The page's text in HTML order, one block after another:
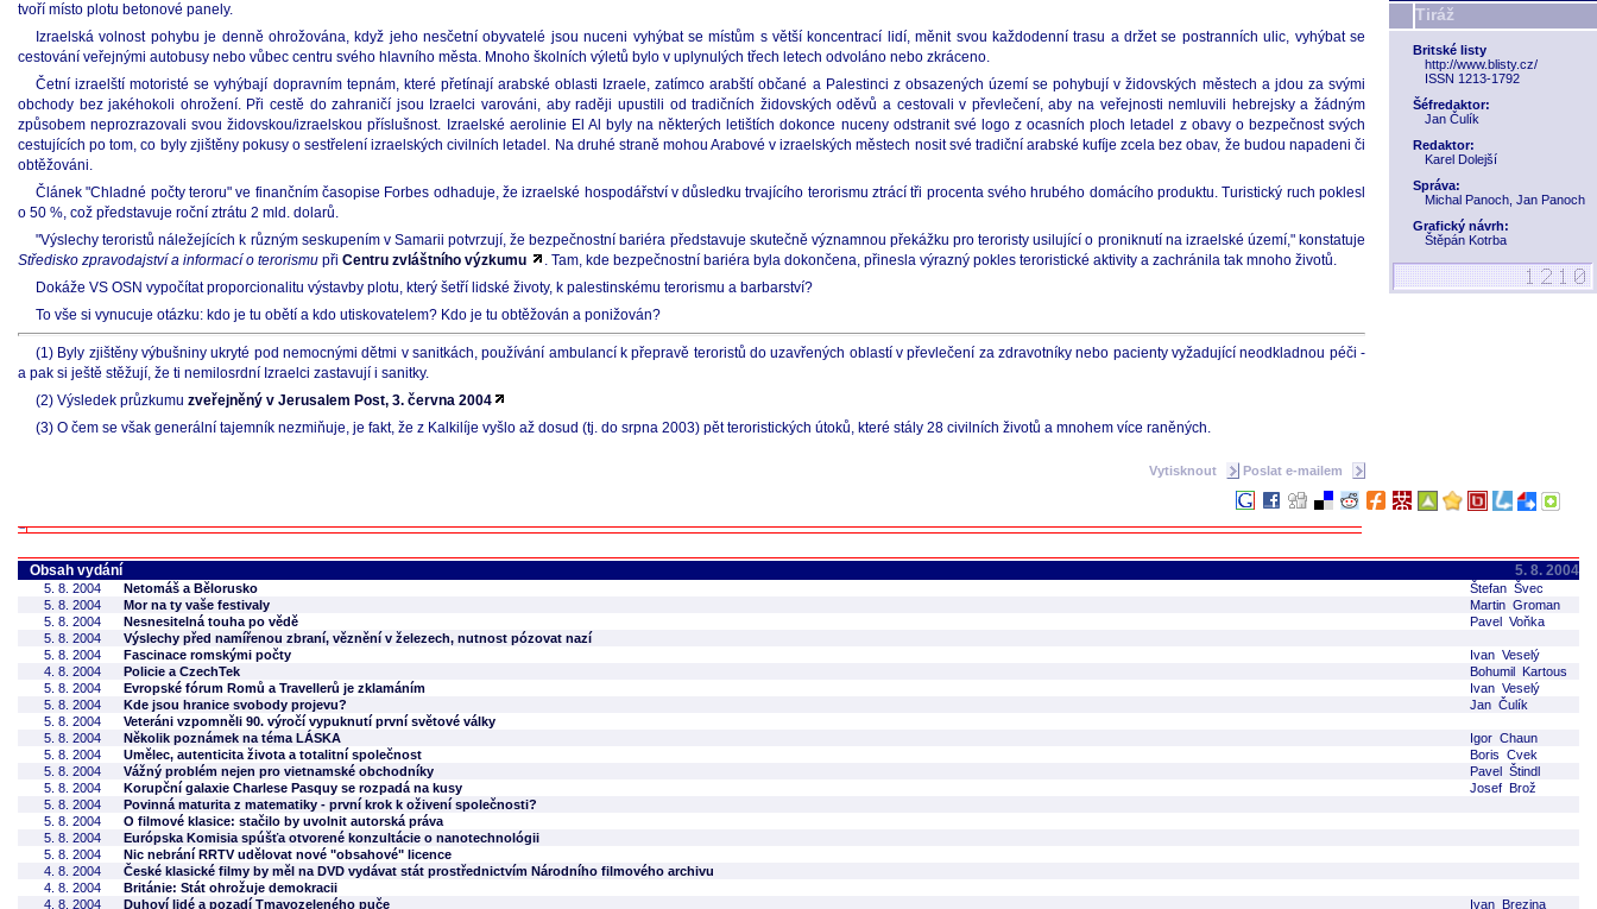
Tiráž
Britské listy
http://www.blisty.cz/
ISSN 1213-1792
Šéfredaktor:
Jan Čulík
Redaktor:
Karel Dolejší
Správa:
Michal Panoch, Jan Panoch
Grafický návrh:
Štěpán Kotrba
tvoří místo plotu betonové panely.
Izraelská volnost pohybu je denně ohrožována, když jeho nesčetní obyvatelé jsou nuceni vyhýbat se místům s větší koncentrací lidí, měnit svou každodenní trasu a držet se postranních ulic, vyhýbat se
cestování veřejnými autobusy nebo vůbec centru svého hlavního města. Mnoho školních výletů bylo v uplynulých třech letech odvoláno nebo zkráceno.
Četní izraelští motoristé se vyhýbají dopravním tepnám, které přetínají arabské oblasti Izraele, zatímco arabští občané a Palestinci z obsazených území se pohybují v židovských městech a jdou za svými
obchody bez jakéhokoli ohrožení. Při cestě do zahraničí jsou Izraelci varováni, aby raději upustili od tradičních židovských oděvů a cestovali v převlečení, aby na veřejnosti nemluvili hebrejsky a žádným
způsobem neprozrazovali svou židovskou/izraelskou příslušnost. Izraelské aerolinie El Al byly na některých letištích dokonce nuceny odstranit své logo z ocasních ploch letadel z obavy o bezpečnost svých
cestujících po tom, co byly zjištěny pokusy o sestřelení izraelských civilních letadel. Na druhé straně mohou Arabové v izraelských městech nosit své tradiční arabské kufíje zcela bez obav, že budou napadeni či
obtěžováni.
Článek "Chladné počty teroru" ve finančním časopise Forbes odhaduje, že izraelské hospodářství v důsledku trvajícího terorismu ztrácí tři procenta svého hrubého domácího produktu. Turistický ruch poklesl
o 50 %, což představuje roční ztrátu 2 mld. dolarů.
"Výslechy teroristů náležejících k různým seskupením v Samarii potvrzují, že bezpečnostní bariéra představuje skutečně významnou překážku pro teroristy usilující o proniknutí na izraelské území," konstatuje
Středisko zpravodajství a informací o terorismu při Centru zvláštního výzkumu
. Tam, kde bezpečnostní bariéra byla dokončena, přinesla výrazný pokles teroristické aktivity a zachránila tak mnoho životů.
Dokáže VS OSN vypočítat proporcionalitu výstavby plotu, který šetří lidské životy, k palestinskému terorismu a barbarství?
To vše si vynucuje otázku: kdo je tu obětí a kdo utiskovatelem? Kdo je tu obtěžován a ponižován?
(1) Byly zjištěny výbušniny ukryté pod nemocnými dětmi v sanitkách, používání ambulancí k přepravě teroristů do uzavřených oblastí v převlečení za zdravotníky nebo pacienty vyžadující neodkladnou péči -
a pak si ještě stěžují, že ti nemilosrdní Izraelci zastavují i sanitky.
(2) Výsledek průzkumu zveřejněný v Jerusalem Post, 3. června 2004
(3) O čem se však generální tajemník nezmiňuje, je fakt, že z Kalkilíje vyšlo až dosud (tj. do srpna 2003) pět teroristických útoků, které stály 28 civilních životů a mnohem více raněných.
Vytisknout Poslat e-mailem
Obsah vydání 5. 8. 2004
5. 8. 2004 Netomáš a Bělorusko
Štefan Švec
5. 8. 2004
Mor na ty vaše festivaly
Martin Groman
5. 8. 2004
Nesnesitelná touha po vědě
Pavel Voňka
5. 8. 2004
Výslechy před namířenou zbraní, věznění v železech, nutnost pózovat nazí
5. 8. 2004
Fascinace romskými počty
Ivan Veselý
4. 8. 2004
Policie a CzechTek
Bohumil Kartous
5. 8. 2004
Evropské fórum Romů a Travellerů je zklamáním
Ivan Veselý
5. 8. 2004
Kde jsou hranice svobody projevu?
Jan Čulík
5. 8. 2004
Veteráni vzpomněli 90. výročí vypuknutí první světové války
5. 8. 2004
Několik poznámek na téma LÁSKA
Igor Chaun
5. 8. 2004
Umělec, autenticita života a totalitní společnost
Boris Cvek
5. 8. 2004
Vážný problém nejen pro vietnamské obchodníky
Pavel Štindl
5. 8. 2004
Korupční galaxie Charlese Pasquy se rozpadá na kusy
Josef Brož
5. 8. 2004
Povinná maturita z matematiky - první krok k oživení společnosti?
5. 8. 2004
O filmové klasice: stačilo by uvolnit autorská práva
5. 8. 2004
Európska Komisia spúšťa otvorené konzultácie o nanotechnológii
5. 8. 2004
Nic nebrání RRTV udělovat nové "obsahové" licence
4. 8. 2004
České klasické filmy by měl na DVD vydávat stát prostřednictvím Národního filmového archivu
4. 8. 2004
Británie: Stát ohrožuje demokracii
4. 8. 2004
Duhoví lidé a pozadí Tmavozeleného puče Ivan Brezina